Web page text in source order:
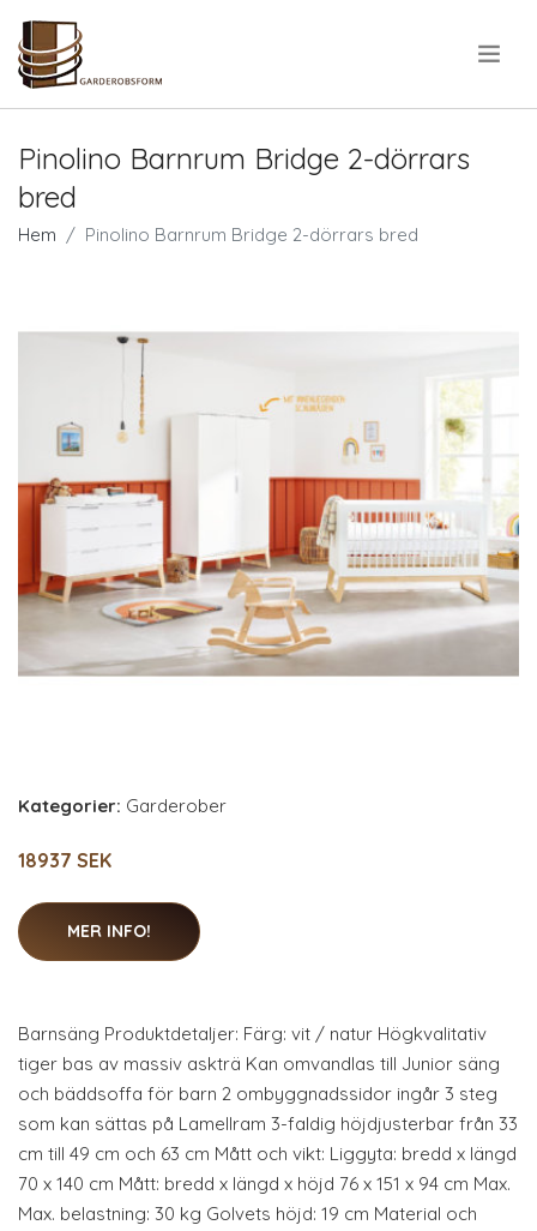
Pinolino Barnrum Bridge 2-dörrars
bred
Hem Pinolino Barnrum Bridge 2-dörrars bred
Kategorier: Garderober
18937 SEK
MER INFO!
Barnsäng Produktdetaljer: Färg: vit / natur Högkvalitativ
tiger bas av massiv askträ Kan omvandlas till Junior säng
och bäddsoffa för barn 2 ombyggnadssidor ingår 3 steg
som kan sättas på Lamellram 3-faldig höjdjusterbar från 33
cm till 49 cm och 63 cm Mått och vikt: Liggyta: bredd x längd
70 x 140 cm Mått: bredd x längd x höjd 76 x 151 x 94 cm Max.
Max. belastning: 30 kg Golvets höjd: 19 cm Material och